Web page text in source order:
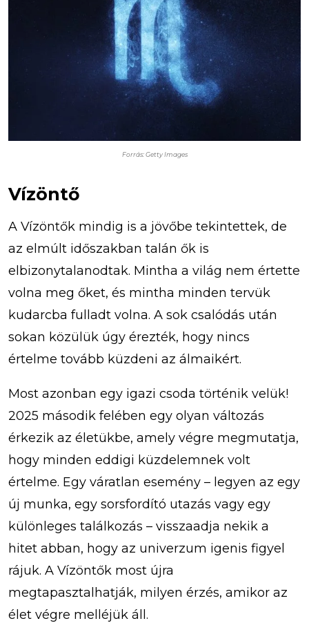
Forrás: Getty Images
Vízöntő
A Vízöntők mindig is a jövőbe tekintettek, de
az elmúlt időszakban talán ők is
elbizonytalanodtak. Mintha a világ nem értette
volna meg őket, és mintha minden tervük
kudarcba fulladt volna. A sok csalódás után
sokan közülük úgy érezték, hogy nincs
értelme tovább küzdeni az álmaikért.
Most azonban egy igazi csoda történik velük!
2025 második felében egy olyan változás
érkezik az életükbe, amely végre megmutatja,
hogy minden eddigi küzdelemnek volt
értelme. Egy váratlan esemény – legyen az egy
új munka, egy sorsfordító utazás vagy egy
különleges találkozás – visszaadja nekik a
hitet abban, hogy az univerzum igenis figyel
rájuk. A Vízöntők most újra
megtapasztalhatják, milyen érzés, amikor az
élet végre melléjük áll.